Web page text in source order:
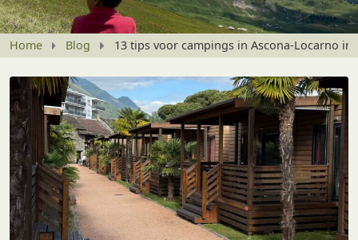
Home Blog 13 tips voor campings in Ascona-Locarno in